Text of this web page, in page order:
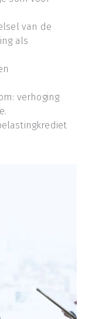
van de
als
verhoging